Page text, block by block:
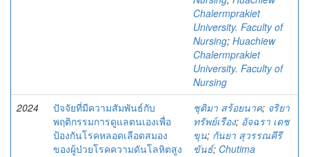
Chalermprakiet
University. Faculty of
Nursing; Huachiew
Chalermprakiet
University. Faculty of
Nursing
2024
ปัจจัยที่มีความสัมพันธ์กับ
พฤติกรรมการดูแลตนเองเพื่อ
ป้องกันโรคหลอดเลือดสมอง
ของผู้ป่วยโรคความดันโลหิตสูง
ชุติมา สร้อยนาค; จริยา
ทรัพย์เรือง; อัจฉรา เดช
ขุน; กันยา สุวรรณคีรี
ขันธ์; Chutima